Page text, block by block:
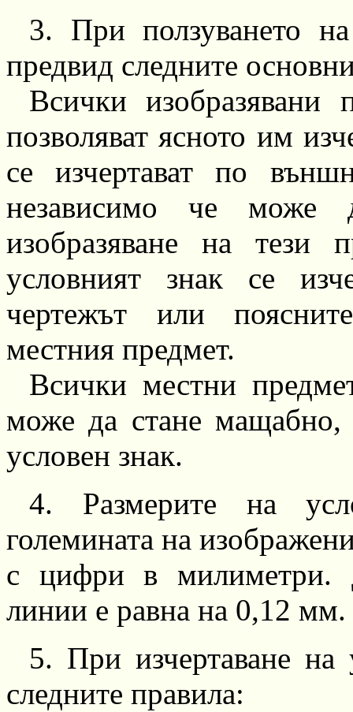
3. При ползуването
предвид следните
Всички изобразявани
позволяват ясното им
сеизчертават по
независимо че може
изобразяване на тези
условният знак се
чертежът или
местния предмет.
Всички местни
може да стане мащабно,
условен знак.
4. Размерите на
големината на
с цифри в милиметри.
линии е равна на 0,12 мм.
5. При изчертаване на
следните правила: